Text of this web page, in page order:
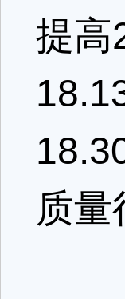
提高
质